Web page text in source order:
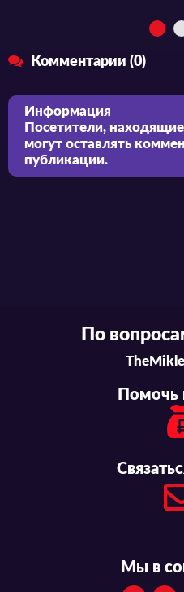
Комментарии (0)
Информация
Посетители,
могут оставлять
публикации.
По
Помочь
Мы в